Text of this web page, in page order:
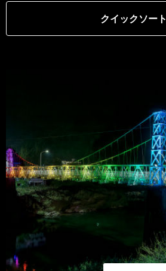
クイックソート